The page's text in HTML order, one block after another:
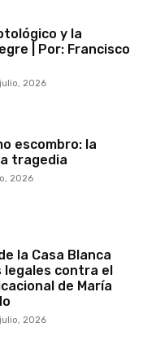
y la
| Por: Francisco
2026
escombro: la
tragedia
2026
la Casa Blanca
legales contra el
de María
2026